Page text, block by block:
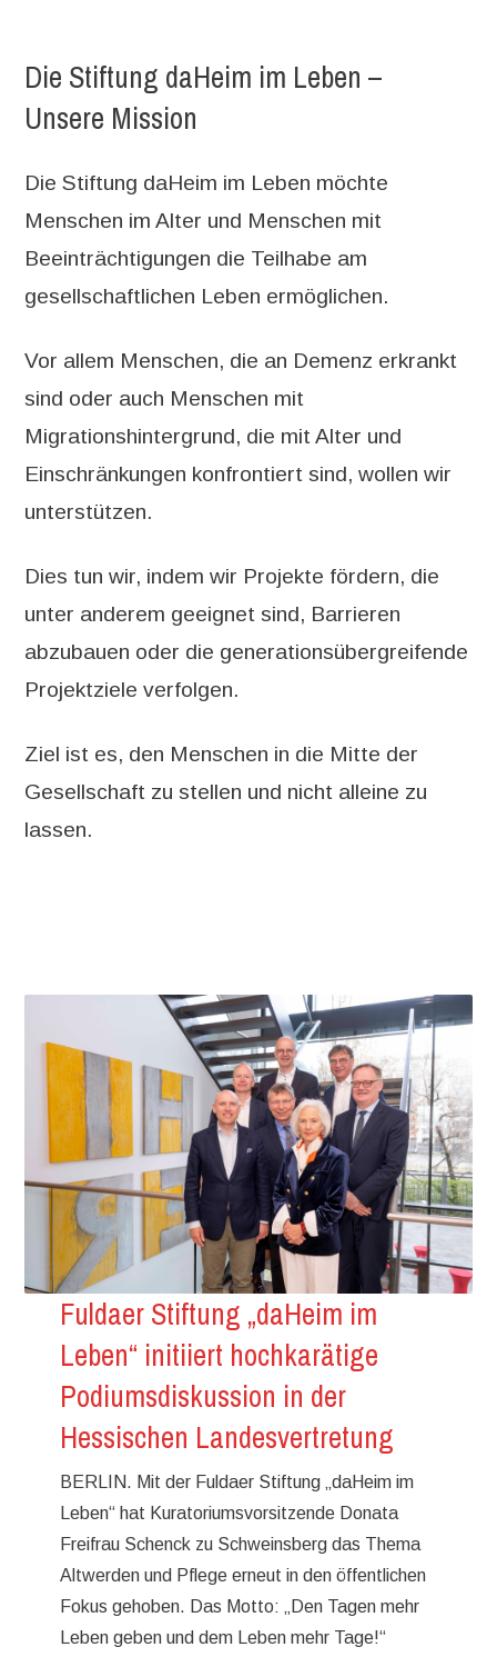
Die Stiftung daHeim im Leben –
Unsere Mission
Die Stiftung daHeim im Leben möchte
Menschen im Alter und Menschen mit
Beeinträchtigungen die Teilhabe am
gesellschaftlichen Leben ermöglichen.
Vor allem Menschen, die an Demenz erkrankt
sind oder auch Menschen mit
Migrationshintergrund, die mit Alter und
Einschränkungen konfrontiert sind, wollen wir
unterstützen.
Dies tun wir, indem wir Projekte fördern, die
unter anderem geeignet sind, Barrieren
abzubauen oder die generationsübergreifende
Projektziele verfolgen.
Ziel ist es, den Menschen in die Mitte der
Gesellschaft zu stellen und nicht alleine zu
lassen.
Fuldaer Stiftung „daHeim im
Leben“ initiiert hochkarätige
Podiumsdiskussion in der
Hessischen Landesvertretung
BERLIN. Mit der Fuldaer Stiftung „daHeim im
Leben“ hat Kuratoriumsvorsitzende Donata
Freifrau Schenck zu Schweinsberg das Thema
Altwerden und Pflege erneut in den öffentlichen
Fokus gehoben. Das Motto: „Den Tagen mehr
Leben geben und dem Leben mehr Tage!“